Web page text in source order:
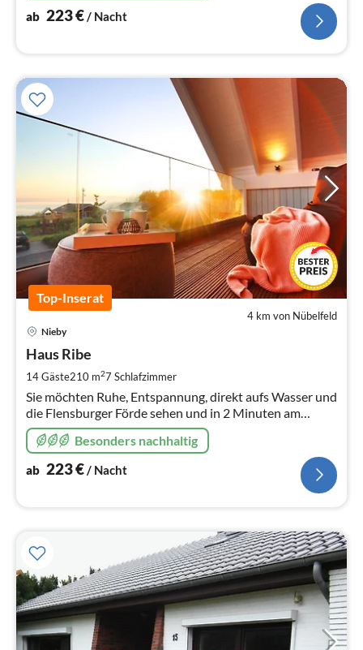
ab 223€ / Nacht
Top-Inserat
4 km von Nübelfeld
Nieby
Haus Ribe
14 Gäste210 m27 Schlafzimmer
Sie möchten Ruhe, Entspannung, direkt aufs Wasser und
die Flensburger Förde sehen und in 2 Minuten am
Strand sein?Dann sind Sie in unserem neuen,
großzügigen Holzhaus genau richtig
Besonders nachhaltig
ab 223€/ Nacht